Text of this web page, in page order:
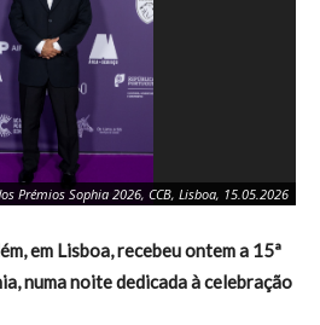
Prémios Sophia 2026, CCB, Lisboa, 15.05.2026
em Lisboa, recebeu ontem a 15ª
numa noite dedicada à celebração